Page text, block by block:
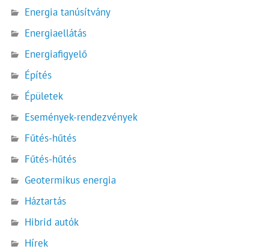
Energia tanúsítvány
Energiaellátás
Energiafigyelő
Építés
Épületek
Események-rendezvények
Fűtés-hűtés
Fűtés-hűtés
Geotermikus energia
Háztartás
Hibrid autók
Hírek